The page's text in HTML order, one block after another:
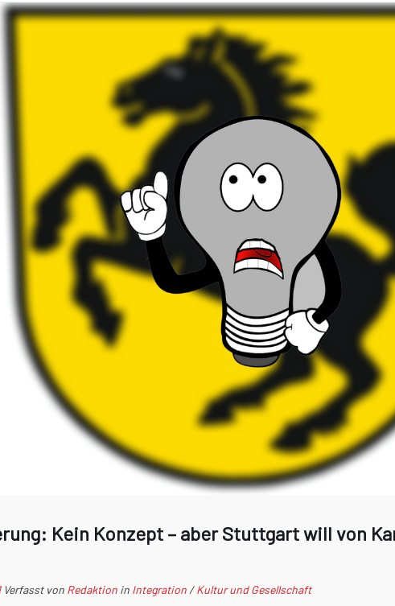
Kein Konzept – aber Stuttgart will von
Verfasst von Redaktion in Integration /Kultur und Gesellschaft